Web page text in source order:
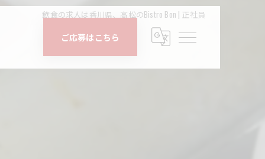
飲食の求人は香川県、高松のBistro Bon | 正社員
ご応募はこちら